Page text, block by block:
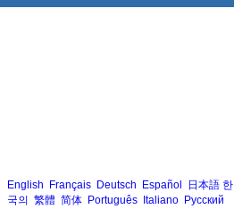
English Français Deutsch Español 日本語 한
국의 繁體 简体 Português Italiano Русский